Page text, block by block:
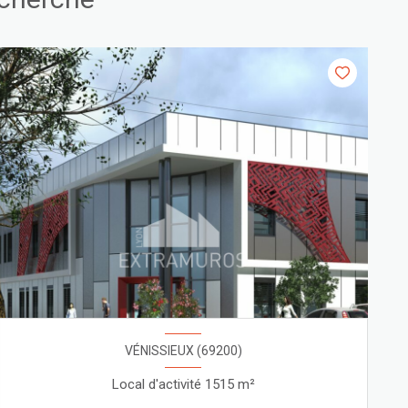
VÉNISSIEUX (69200)
Local d'activité 1515 m²